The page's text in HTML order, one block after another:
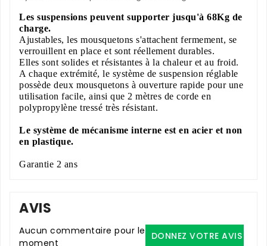
Les suspensions peuvent supporter jusqu'à 68Kg de
charge.
Ajustables, les mousquetons s'attachent fermement, se
verrouillent en place et sont réellement durables.
Elles sont solides et résistantes à la chaleur et au froid.
A chaque extrémité, le système de suspension réglable
possède deux mousquetons à ouverture rapide pour une
utilisation facile, ainsi que 2 mètres de corde en
polypropylène tressé très résistant.
Le système de mécanisme interne est en acier et non
en plastique.
Garantie 2 ans
AVIS
DONNEZ VOTRE AVIS
Aucun commentaire pour le
moment